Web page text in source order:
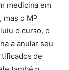
medicina em
mas o MP
o curso, o
a anular seu
de